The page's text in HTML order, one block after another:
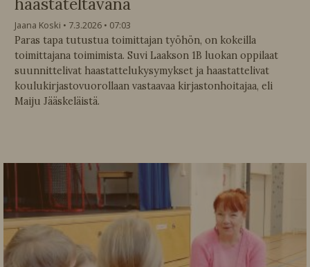
Jaana Koski 7.3.2026
07:03
Paras tapa tutustua toimittajan työhön, on kokeilla
toimittajana toimimista. Suvi Laakson 1B luokan oppilaat
suunnittelivat haastattelukysymykset ja haastattelivat
koulukirjastovuorollaan vastaavaa kirjastonhoitajaa, eli
Maiju Jääskeläistä.